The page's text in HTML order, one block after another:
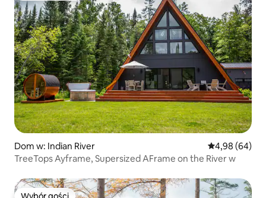
Dom w: Indian River Średnia
4,98 (64)
TreeTops Ayframe, Supersized AFrame on the River w